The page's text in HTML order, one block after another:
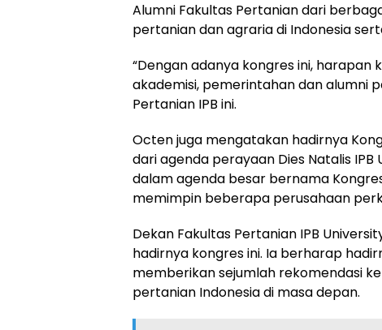
Alumni Fakultas Pertanian dari
pertanian dan agraria di Indonesia
“Dengan adanya kongres ini,
akademisi, pemerintahan dan alumni
Pertanian IPB ini.
Octen juga mengatakan hadirnya
dari agenda perayaan Dies Natalis IPB
dalam agenda besar bernama
memimpin beberapa perusahaan
Dekan Fakultas Pertanian IPB
hadirnya kongres ini. Ia berharap
memberikan sejumlah rekomendasi
pertanian Indonesia di masa depan.